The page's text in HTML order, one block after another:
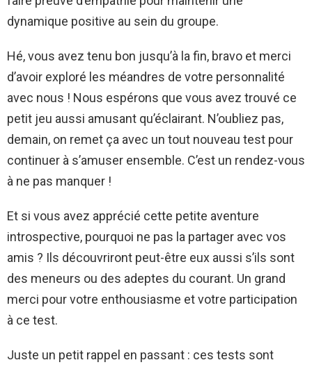
dynamique positive au sein du groupe.
Hé, vous avez tenu bon jusqu’à la fin, bravo et merci
d’avoir exploré les méandres de votre personnalité
avec nous ! Nous espérons que vous avez trouvé ce
petit jeu aussi amusant qu’éclairant. N’oubliez pas,
demain, on remet ça avec un tout nouveau test pour
continuer à s’amuser ensemble. C’est un rendez-vous
à ne pas manquer !
Et si vous avez apprécié cette petite aventure
introspective, pourquoi ne pas la partager avec vos
amis ? Ils découvriront peut-être eux aussi s’ils sont
des meneurs ou des adeptes du courant. Un grand
merci pour votre enthousiasme et votre participation
à ce test.
Juste un petit rappel en passant : ces tests sont